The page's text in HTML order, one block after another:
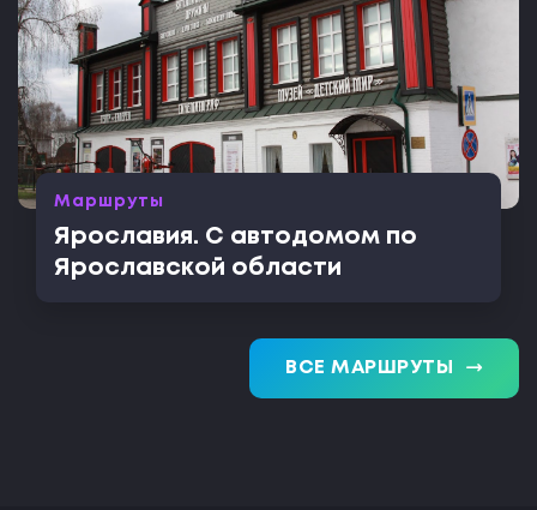
Маршруты
Ярославия. С автодомом по
Ярославской области
ВСЕ МАРШРУТЫ trending_flat